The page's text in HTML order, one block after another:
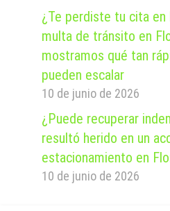
¿Te perdiste tu cita en
multa de tránsito en
mostramos qué tan
pueden escalar
10 de junio de 2026
¿Puede recuperar
resultó herido en un
estacionamiento en
10 de junio de 2026